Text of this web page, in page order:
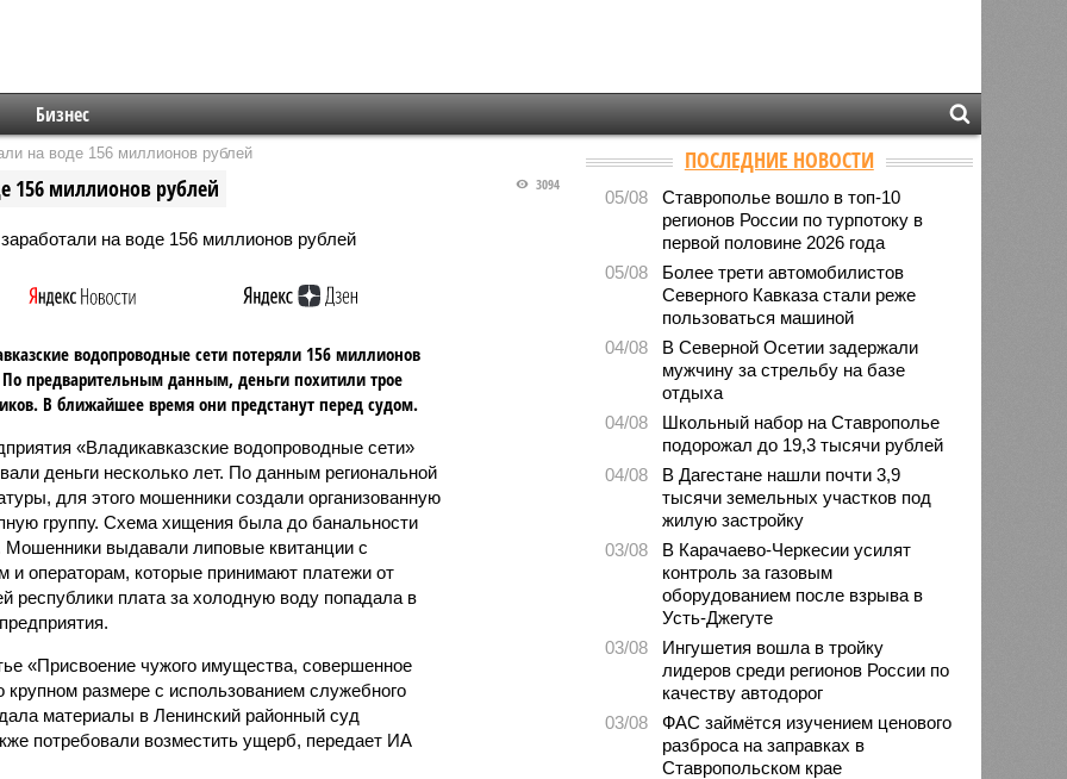
Бизнес
на воде 156 миллионов рублей
156 миллионов рублей 3094
водопроводные сети потеряли 156 миллионов
предварительным данным, деньги похитили трое
В ближайшее время они предстанут перед судом.
«Владикавказские водопроводные сети»
деньги несколько лет. По данным региональной
для этого мошенники создали организованную
группу. Схема хищения была до банальности
Мошенники выдавали липовые квитанции с
операторам, которые принимают платежи от
республики плата за холодную воду попадала в
«Присвоение чужого имущества, совершенное
крупном размере с использованием служебного
материалы в Ленинский районный суд
потребовали возместить ущерб, передает ИА
ПОСЛЕДНИЕ НОВОСТИ
05/08
Ставрополье вошло в топ-10
регионов России по турпотоку в
первой половине 2026 года
05/08
Более трети автомобилистов
Северного Кавказа стали реже
пользоваться машиной
04/08
В Северной Осетии задержали
мужчину за стрельбу на базе
отдыха
04/08
Школьный набор на Ставрополье
подорожал до 19,3 тысячи рублей
04/08
В Дагестане нашли почти 3,9
тысячи земельных участков под
жилую застройку
03/08
В Карачаево-Черкесии усилят
контроль за газовым
оборудованием после взрыва в
Усть-Джегуте
03/08
Ингушетия вошла в тройку
лидеров среди регионов России по
качеству автодорог
03/08
ФАС займётся изучением ценового
разброса на заправках в
Ставропольском крае